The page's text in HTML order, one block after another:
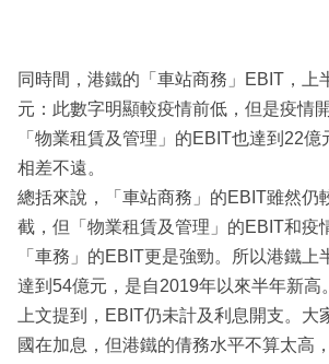
同時間，港鐵的「車站商務」EBIT，上
元：此數字明顯較疫情前低，但是疫情
「物業租賃及管理」的EBIT也達到22
相差不遠。
總括來說，「車站商務」的EBIT雖然仍
截，但「物業租賃及管理」的EBIT和疫
「車務」的EBIT更是強勁。所以港鐵上
達到54億元，是自2019年以來半年新高。
上文提到，EBIT仍未計及利息開支。大
國在加息，但港鐵的倩務水平不算太高